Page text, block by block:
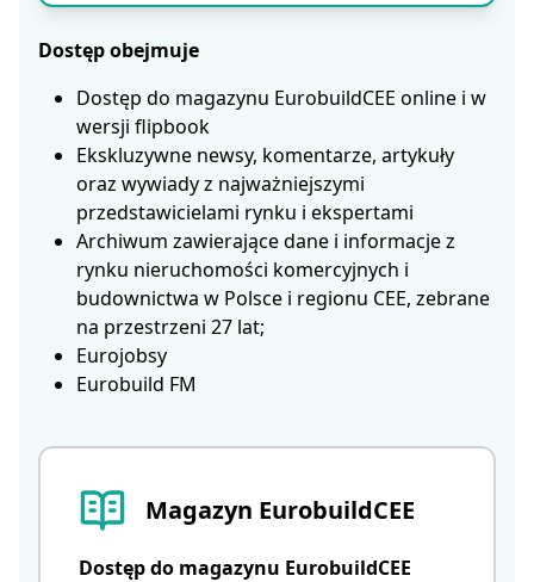
Magazyn EurobuildCEE
Dostęp do magazynu EurobuildCEE
Dostęp obejmuje
Dostęp do magazynu EurobuildCEE online i w
wersji flipbook
Ekskluzywne newsy, komentarze, artykuły
oraz wywiady z najważniejszymi
przedstawicielami rynku i ekspertami
Archiwum zawierające dane i informacje z
rynku nieruchomości komercyjnych i
budownictwa w Polsce i regionu CEE, zebrane
na przestrzeni 27 lat;
Eurojobsy
Eurobuild FM